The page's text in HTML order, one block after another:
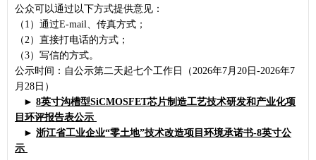
公众可以通过以下方式提供意见：
（1）通过E-mail、传真方式；
（2）直接打电话的方式；
（3）写信的方式。
公示时间：自公示第二天起七个工作日（2026年7月20日-2026年7
月28日）
► 8英寸沟槽型SiCMOSFET芯片制造工艺技术研发和产业化项
目环评报告表公示
► 浙江省工业企业“零土地”技术改造项目环境承诺书-8英寸公
示